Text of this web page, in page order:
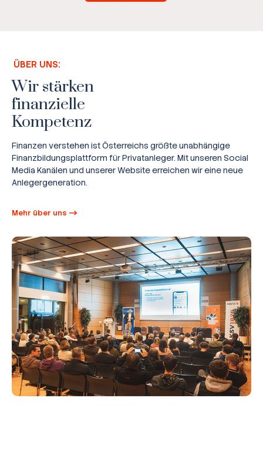
ÜBER UNS:
Wir stärken
finanzielle
Kompetenz
Finanzen verstehen ist Österreichs größte unabhängige
Finanzbildungsplattform für Privatanleger. Mit unseren Social
Media Kanälen und unserer Website erreichen wir eine neue
Anlegergeneration.
Mehr über uns